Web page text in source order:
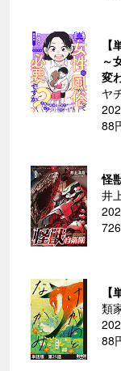
～
変
ヤ
88
怪
井
類
88